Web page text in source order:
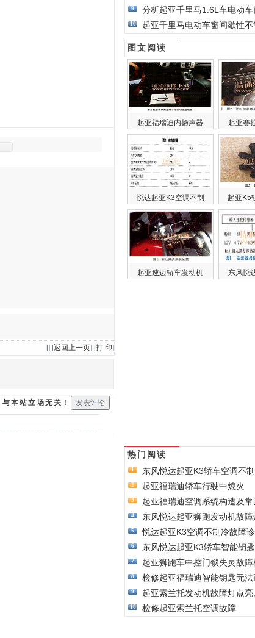
[] [返回上一页] [打 印]
本站立场无关！
9 分析起亚千里马1.6L车电动车
10 起亚千里马电动车窗间歇性
图文阅读
起亚福瑞迪内扬声器 起亚赛
悦达起亚K3空调不制 起亚K5
起亚速迈轿车发动机 东风悦
热门阅读
1 东风悦达起亚K3轿车空调不
2 起亚福瑞迪轿车行驶中熄火
3 起亚福瑞迪空调系统构造及
4 东风悦达起亚狮跑发动机故
5 悦达起亚K3空调不制冷故障
6 东风悦达起亚K3轿车智能钥
7 起亚狮跑车中控门锁失灵故
8 检修起亚福瑞迪智能钥匙无
9 起亚索兰托发动机故障灯点
10 检修起亚索兰托空调故障